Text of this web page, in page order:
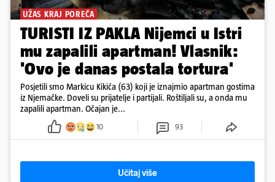
UŽAS KRAJ POREČA
TURISTI IZ PAKLA Nijemci u Istri
mu zapalili apartman! Vlasnik:
'Ovo je danas postala tortura'
Posjetili smo Markicu Kikića (63) koji je iznajmio apartman gostima
iz Njemačke. Doveli su prijatelje i partijali. Roštiljali su, a onda mu
zapalili apartman. Očajan je...
10 93
Učitaj više